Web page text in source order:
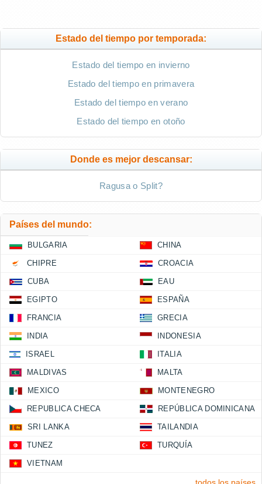
Estado del tiempo por temporada:
Estado del tiempo en invierno
Estado del tiempo en primavera
Estado del tiempo en verano
Estado del tiempo en otoño
Donde es mejor descansar:
Ragusa o Split?
Países del mundo:
BULGARIA CHINA
CHIPRE CROACIA
CUBA EAU
EGIPTO ESPAÑA
FRANCIA GRECIA
INDIA INDONESIA
ISRAEL ITALIA
MALDIVAS MALTA
MEXICO MONTENEGRO
REPUBLICA CHECA REPÚBLICA DOMINICANA
SRI LANKA TAILANDIA
TUNEZ TURQUÍA
VIETNAM